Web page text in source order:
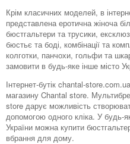
Крім класичних моделей, в
представлена ​​еротична жіноча
бюстгальтери та трусики,
бюстьє та боді, комбінації та
колготки, панчохи, гольфи та
замовити в будь-яке інше місто
Інтернет-бутік chantal-
магазину Chantal store.
store дарує можливість
допомогою одного кліка. У будь-
України можна купити
вбрання для дому.